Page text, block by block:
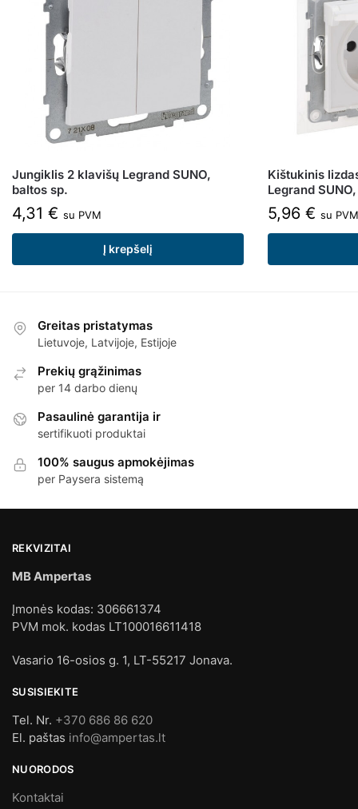
Jungiklis 2 klavišų Legrand SUNO,
baltos sp.
4,31 € su PVM
Į krepšelį
Kištukinis
Legrand
5,96 € su PVM
Greitas pristatymas
Lietuvoje, Latvijoje, Estijoje
Prekių grąžinimas
per 14 darbo dienų
Pasaulinė garantija ir
sertifikuoti produktai
100% saugus apmokėjimas
per Paysera sistemą
REKVIZITAI
MB Ampertas
Įmonės kodas: 306661374
PVM mok. kodas LT100016611418
Vasario 16-osios g. 1, LT-55217 Jonava.
SUSISIEKITE
Tel. Nr. +370 686 86 620
El. paštas info@ampertas.lt
NUORODOS
Kontaktai